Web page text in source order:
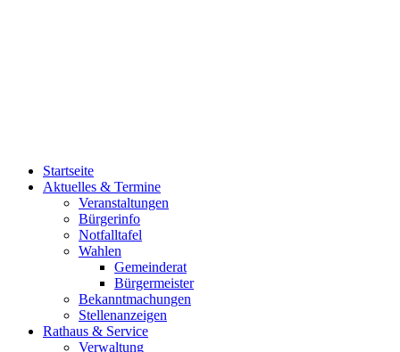
Startseite
Aktuelles & Termine
Veranstaltungen
Bürgerinfo
Notfalltafel
Wahlen
Gemeinderat
Bürgermeister
Bekanntmachungen
Stellenanzeigen
Rathaus & Service
Verwaltung